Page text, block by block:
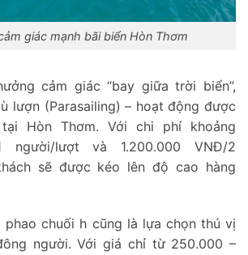
giác mạnh bãi biển Hòn Thơm
cảm giác “bay giữa trời biển”,
lượn (Parasailing) – hoạt động được
Hòn Thơm. Với chi phí khoảng
người/lượt và 1.200.000 VNĐ/2
sẽ được kéo lên độ cao hàng
phao chuối h cũng là lựa chọn thú vị
người. Với giá chỉ từ 250.000 –